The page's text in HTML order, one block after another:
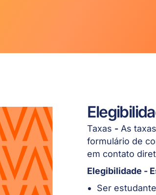
Taxas - As
formulário de
em contato
Elegibilidade -
Ser